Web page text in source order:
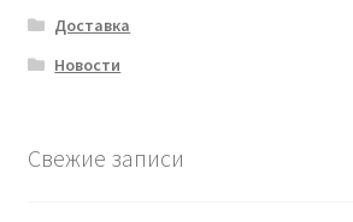
Доставка
Новости
Свежие записи